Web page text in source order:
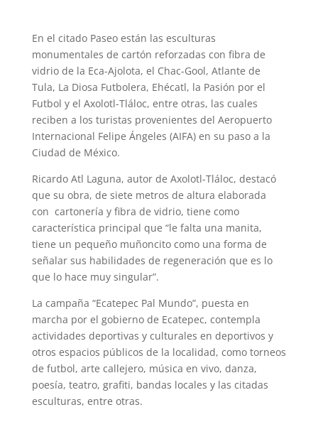
En el citado Paseo están las esculturas
monumentales de cartón reforzadas con fibra de
vidrio de la Eca-Ajolota, el Chac-Gool, Atlante de
Tula, La Diosa Futbolera, Ehécatl, la Pasión por el
Futbol y el Axolotl-Tláloc, entre otras, las cuales
reciben a los turistas provenientes del Aeropuerto
Internacional Felipe Ángeles (AIFA) en su paso a la
Ciudad de México.
Ricardo Atl Laguna, autor de Axolotl-Tláloc, destacó
que su obra, de siete metros de altura elaborada
con cartonería y fibra de vidrio, tiene como
característica principal que “le falta una manita,
tiene un pequeño muñoncito como una forma de
señalar sus habilidades de regeneración que es lo
que lo hace muy singular”.
La campaña “Ecatepec Pal Mundo”, puesta en
marcha por el gobierno de Ecatepec, contempla
actividades deportivas y culturales en deportivos y
otros espacios públicos de la localidad, como torneos
de futbol, arte callejero, música en vivo, danza,
poesía, teatro, grafiti, bandas locales y las citadas
esculturas, entre otras.